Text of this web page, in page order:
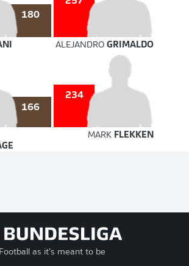
180
ALEJANDROGRIMALDO
166
234
MARK FLEKKEN
Football as it’s meant to be